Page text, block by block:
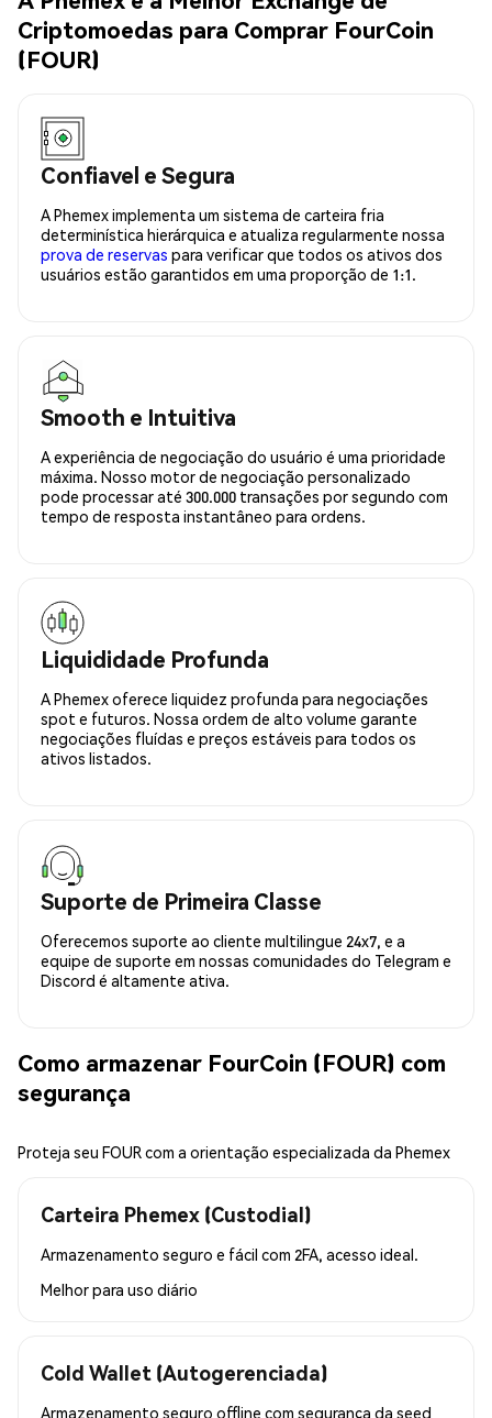
Criptomoedas para Comprar FourCoin
(FOUR)
Confiavel e Segura
A Phemex implementa um sistema de carteira fria
determinística hierárquica e atualiza regularmente nossa
prova de reservas para verificar que todos os ativos dos
usuários estão garantidos em uma proporção de 1:1.
Smooth e Intuitiva
A experiência de negociação do usuário é uma prioridade
máxima. Nosso motor de negociação personalizado
pode processar até 300.000 transações por segundo com
tempo de resposta instantâneo para ordens.
Liquididade Profunda
A Phemex oferece liquidez profunda para negociações
spot e futuros. Nossa ordem de alto volume garante
negociações fluídas e preços estáveis para todos os
ativos listados.
Suporte de Primeira Classe
Oferecemos suporte ao cliente multilingue 24x7, e a
equipe de suporte em nossas comunidades do Telegram e
Discord é altamente ativa.
Como armazenar FourCoin (FOUR) com
segurança
Proteja seu FOUR com a orientação especializada da Phemex
Carteira Phemex (Custodial)
Armazenamento seguro e fácil com 2FA, acesso ideal.
Melhor para uso diário
Cold Wallet (Autogerenciada)
Armazenamento seguro offline com segurança da seed